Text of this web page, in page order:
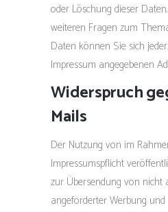
oder Löschung dieser
weiteren Fragen zum
Daten können Sie sich
Impressum angegebenen
Widerspruch
Mails
Der Nutzung von im
Impressumspflicht
zur Übersendung von nicht
angeforderter Werbung und